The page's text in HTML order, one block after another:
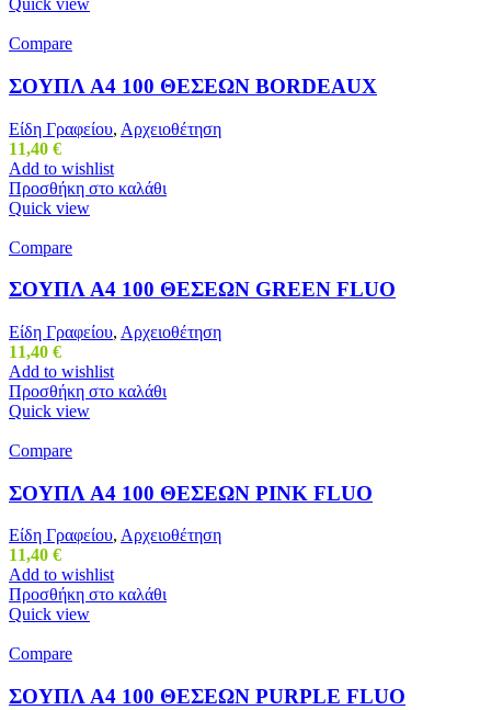
Quick view
Compare
ΣΟΥΠΛ Α4 100 ΘΕΣΕΩΝ BORDEAUX
Είδη Γραφείου, Αρχειοθέτηση
11,40 €
Add to wishlist
Προσθήκη στο καλάθι
Quick view
Compare
ΣΟΥΠΛ Α4 100 ΘΕΣΕΩΝ GREEN FLUO
Είδη Γραφείου, Αρχειοθέτηση
11,40 €
Add to wishlist
Προσθήκη στο καλάθι
Quick view
Compare
ΣΟΥΠΛ Α4 100 ΘΕΣΕΩΝ PINK FLUO
Είδη Γραφείου, Αρχειοθέτηση
11,40 €
Add to wishlist
Προσθήκη στο καλάθι
Quick view
Compare
ΣΟΥΠΛ Α4 100 ΘΕΣΕΩΝ PURPLE FLUO